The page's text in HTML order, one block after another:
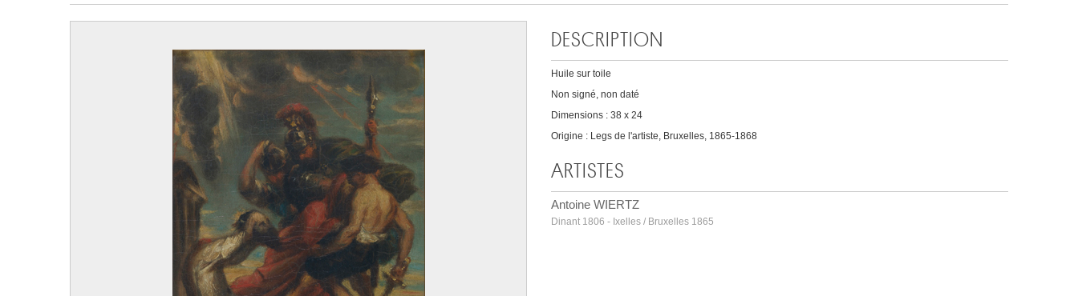
DESCRIPTION
Huile sur toile
Non signé, non daté
Dimensions : 38 x 24
Origine : Legs de l'artiste, Bruxelles, 1865-1868
ARTISTES
Antoine WIERTZ
Dinant 1806 - Ixelles / Bruxelles 1865